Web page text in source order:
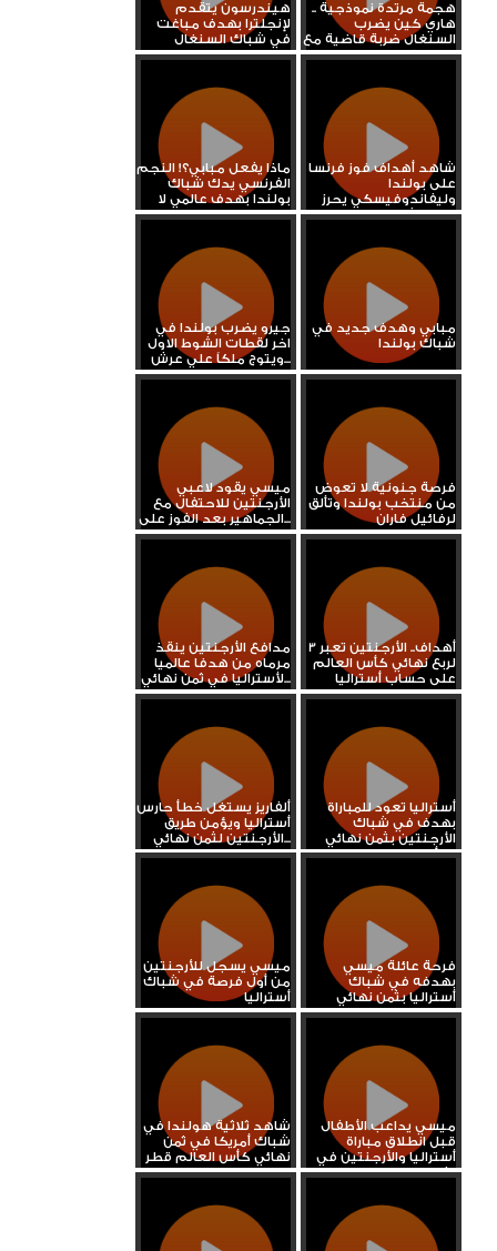
هجمة مرتدة نموذجية ..
هاري كين يضرب
السنغال ضربة قاضية مع
صافرة...
هيندرسون يتقدم
لإنجلترا بهدف مباغت
في شباك السنغال
شاهد أهداف فوز فرنسا
على بولندا
وليفاندوفيسكي يحرز
هدف شرفي
ماذا يفعل مبابي؟! النجم
الفرنسي يدك شباك
بولندا بهدف عالمي لا
يصد
مبابي وهدف جديد في
شباك بولندا
جيرو يضرب بولندا في
اخر لقطات الشوط الاول
ويتوج ملكاً علي عرش...
فرصة جنونية لا تعوض
من منتخب بولندا وتألق
لرفائيل فاران
ميسي يقود لاعبي
الأرجنتين للاحتفال مع
الجماهير بعد الفوز على...
3 أهداف.. الأرجنتين تعبر
لربع نهائي كأس العالم
على حساب أستراليا
مدافع الأرجنتين ينقذ
مرماه من هدفا عالميا
لأستراليا في ثمن نهائي...
أستراليا تعود للمباراة
بهدف في شباك
الأرجنتين بثمن نهائي
كأس...
ألفاريز يستغل خطأ حارس
أستراليا ويؤمن طريق
الأرجنتين لثمن نهائي...
فرحة عائلة ميسي
بهدفه في شباك
أستراليا بثمن نهائي
المونديال
ميسي يسجل للأرجنتين
من أول فرصة في شباك
أستراليا
ميسي يداعب الأطفال
قبل انطلاق مباراة
أستراليا والأرجنتين في
ثمن...
شاهد ثلاثية هولندا في
شباك أمريكا في ثمن
نهائي كأس العالم قطر
2022